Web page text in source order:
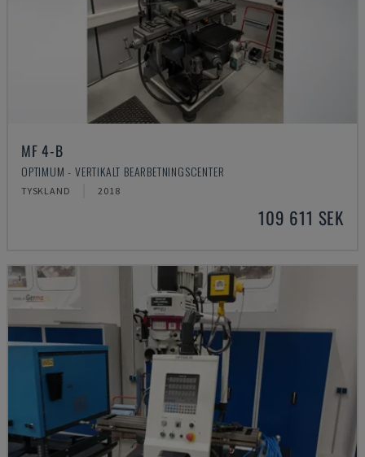
MF 4-B
OPTIMUM - VERTIKALT BEARBETNINGSCENTER
TYSKLAND 2018
109 611 SEK